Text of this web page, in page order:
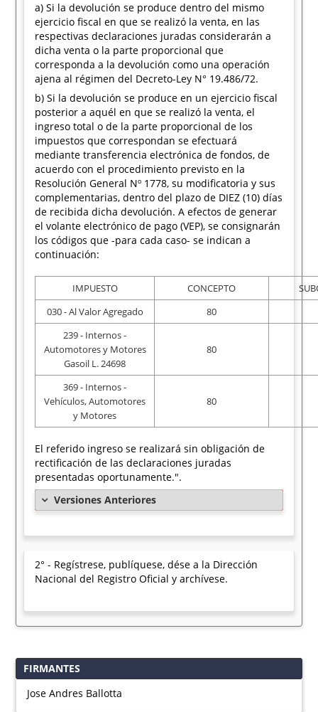
a) Si la devolución se produce dentro del mismo
ejercicio fiscal en que se realizó la venta, en las
respectivas declaraciones juradas considerarán a
dicha venta o la parte proporcional que
corresponda a la devolución como una operación
ajena al régimen del Decreto-Ley N° 19.486/72.
b) Si la devolución se produce en un ejercicio fiscal
posterior a aquél en que se realizó la venta, el
ingreso total o de la parte proporcional de los
impuestos que correspondan se efectuará
mediante transferencia electrónica de fondos, de
acuerdo con el procedimiento previsto en la
Resolución General Nº 1778, su modificatoria y sus
complementarias, dentro del plazo de DIEZ (10) días
de recibida dicha devolución. A efectos de generar
el volante electrónico de pago (VEP), se consignarán
los códigos que -para cada caso- se indican a
continuación:
IMPUESTO CONCEPTO
030 - Al Valor Agregado
80
239 - Internos -
Automotores y Motores
Gasoil L. 24698
80
369 - Internos -
Vehículos, Automotores
y Motores
80
El referido ingreso se realizará sin obligación de
rectificación de las declaraciones juradas
presentadas oportunamente.".
Versiones Anteriores
2° - Regístrese, publíquese, dése a la Dirección
Nacional del Registro Oficial y archívese.
FIRMANTES
Jose Andres Ballotta